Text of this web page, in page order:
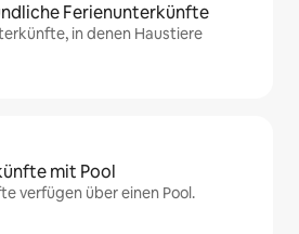
Ferienunterkünfte
in denen Haustiere
mit Pool
verfügen über einen Pool.